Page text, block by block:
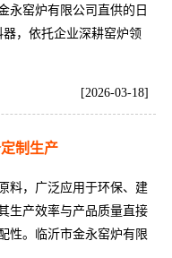
永窑炉有限公司直供的日
，依托企业深耕窑炉领
[2026-03-18]
制生产
料，广泛应用于环保、建
生产效率与产品质量直接
性。临沂市金永窑炉有限